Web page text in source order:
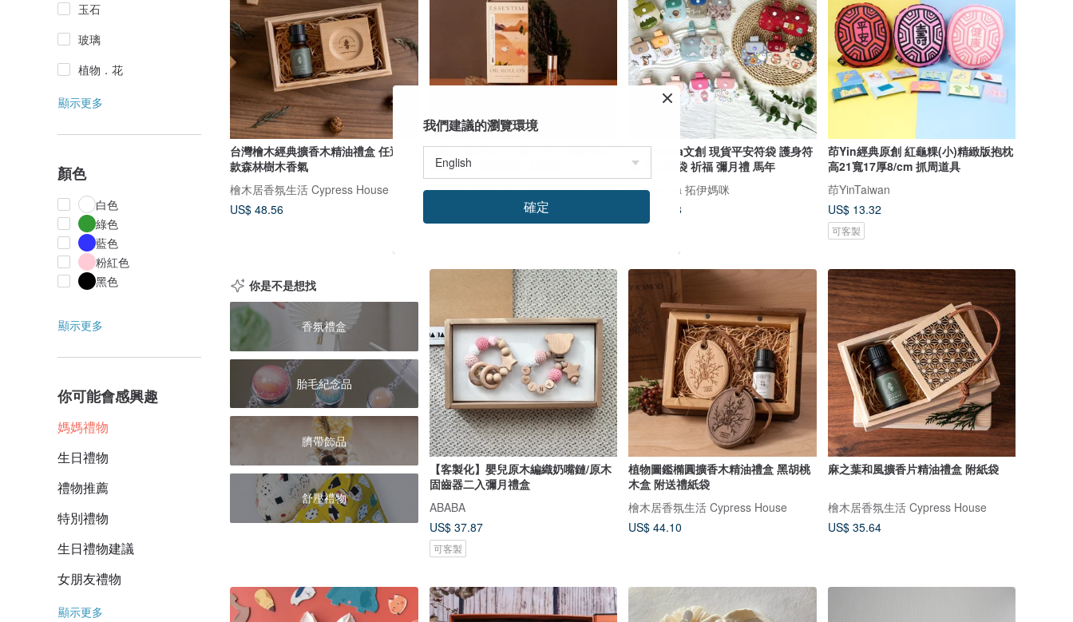
玉石
玻璃
植物．花
顯示更多
顏色
白色
綠色
藍色
粉紅色
黑色
顯示更多
你可能會感興趣
媽媽禮物
生日禮物
禮物推薦
特別禮物
生日禮物建議
女朋友禮物
顯示更多
台灣檜木經典擴香木精油禮盒 任選9
款森林樹木香氣
檜木居香氛生活 Cypress House
US$ 48.56
【情人節禮盒 l 快速出貨】減壓舒緩
滾珠精油 附撥提棒 木質調
AYSWE 愛蕊友肌 - 敏弱肌的純淨保養
Toy mama文創 現貨平安符袋 護身符
袋 香火廟袋 祈福 彌月禮 馬年
Toy mama 拓伊媽咪
US$ 12.48
茚Yin經典原創 紅龜粿(小)精緻版抱枕
高21寬17厚8/cm 抓周道具
茚YinTaiwan
US$ 13.32
可客製
你是不是想找
香氛禮盒
胎毛紀念品
臍帶飾品
舒壓禮物
【客製化】嬰兒原木編織奶嘴鏈/原木
固齒器二入彌月禮盒
ABABA
US$ 37.87
可客製
植物圖鑑橢圓擴香木精油禮盒 黑胡桃
木盒 附送禮紙袋
檜木居香氛生活 Cypress House
US$ 44.10
麻之葉和風擴香片精油禮盒 附紙袋
檜木居香氛生活 Cypress House
US$ 35.64
我們建議的瀏覽環境
確定